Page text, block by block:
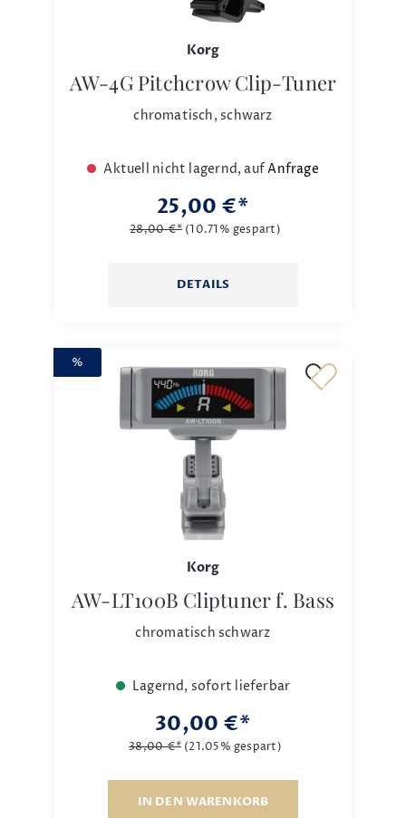
Korg
AW-4G Pitchcrow Clip-Tuner
chromatisch, schwarz
Aktuell nicht lagernd, aufAnfrage
25,00 €*
28,00 €* (10.71% gespart)
DETAILS
%
Korg
AW-LT100B Cliptuner f. Bass
chromatisch schwarz
Lagernd, sofort lieferbar
30,00 €*
38,00 €* (21.05% gespart)
IN DEN WARENKORB